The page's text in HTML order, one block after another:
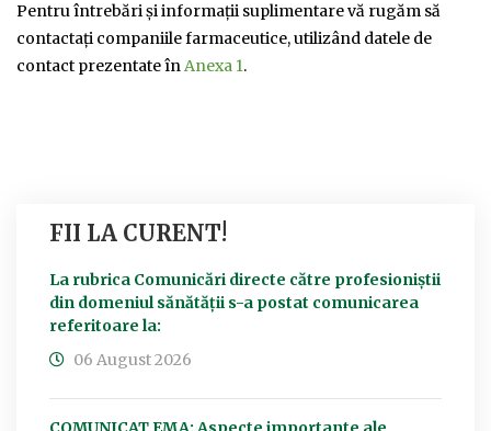
Pentru întrebări și informații suplimentare vă rugăm să
contactați companiile farmaceutice, utilizând datele de
contact prezentate înAnexa 1.
FII LA CURENT!
La rubrica Comunicări directe către profesioniștii
din domeniul sănătății s-a postat comunicarea
referitoare la:
06 August 2026